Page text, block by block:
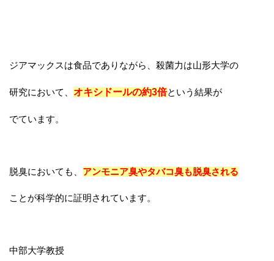
ジアマックスは食品でありながら、殺菌力は山形大学の
研究において、 オキシドールの約3倍という結果が
でています。
脱臭においても、 アンモニア臭やタバコ臭も脱臭される
ことが科学的に証明されています。
中部大学教授